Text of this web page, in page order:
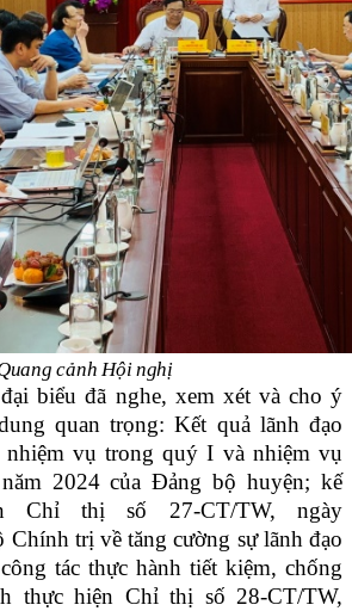
cảnh Hội nghị
biểu đã nghe, xem xét và cho ý
g quan trọng:Kết quả lãnh đạo
nhiệm vụ trong quý I và nhiệm vụ
2024của Đảng bộ huyện; kế
Chỉ thị số 27-CT/TW, ngày
Chính trị về tăng cường sự lãnh đạo
tác thực hành tiết kiệm, chống
thực hiện Chỉ thị số 28-CT/TW,